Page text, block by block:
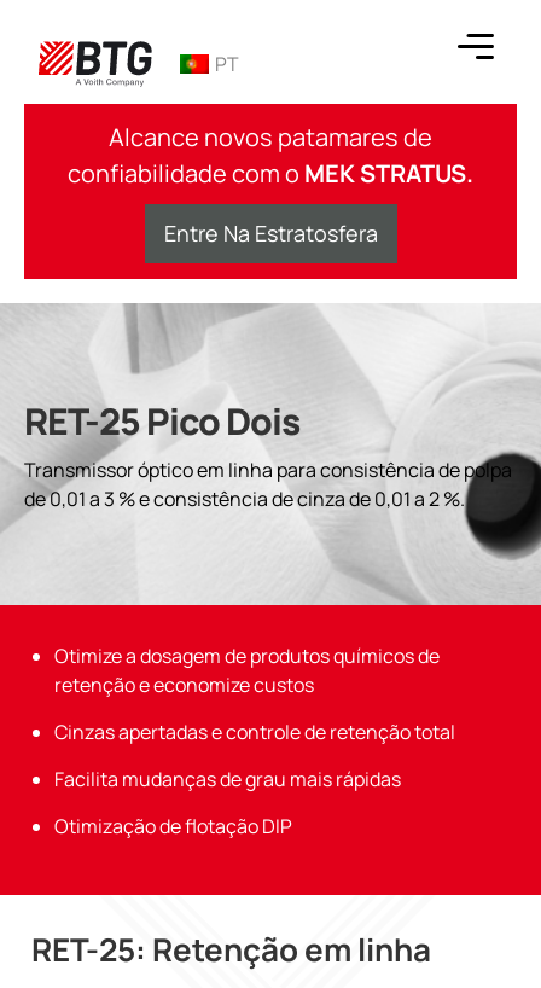
conteúdo
PT
Alcance novos patamares de
confiabilidade com o MEK STRATUS.
Entre Na Estratosfera
RET-25 Pico Dois
Transmissor óptico em linha para consistência de polpa
de 0,01 a 3 % e consistência de cinza de 0,01 a 2 %.
Otimize a dosagem de produtos químicos de
retenção e economize custos
Cinzas apertadas e controle de retenção total
Facilita mudanças de grau mais rápidas
Otimização de flotação DIP
RET-25: Retenção em linha